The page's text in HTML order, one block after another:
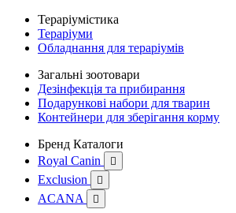
Тераріумістика
Тераріуми
Обладнання для тераріумів
Загальні зоотовари
Дезінфекція та прибирання
Подарункові набори для тварин
Контейнери для зберігання корму
Бренд Каталоги
Royal Canin

Exclusion 
ACANA 